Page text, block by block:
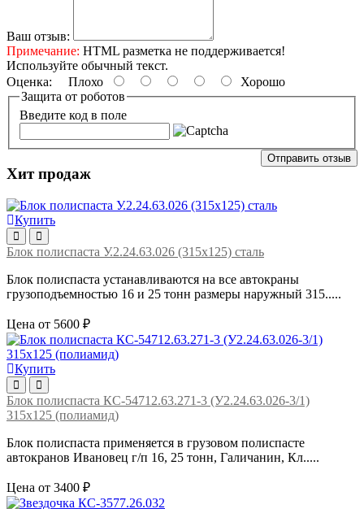
Ваш отзыв:
Примечание: HTML разметка не поддерживается!
Используйте обычный текст.
Оценка: Плохо
Хорошо
Защита от роботов
Введите код в поле
Отправить отзыв
Хит продаж
Купить
Блок полиспаста У.2.24.63.026 (315х125) сталь
Блок полиспаста устанавливаются на все автокраны
грузоподъемностью 16 и 25 тонн размеры наружный 315.....
Цена от 5600 ₽
Купить
Блок полиспаста КС-54712.63.271-3 (У2.24.63.026-3/1)
315х125 (полиамид)
Блок полиспаста применяется в грузовом полиспасте
автокранов Ивановец г/п 16, 25 тонн, Галичанин, Кл.....
Цена от 3400 ₽